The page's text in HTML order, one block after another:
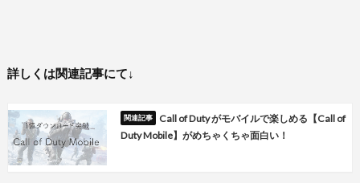
詳しくは関連記事にて↓
Call of Duty がモバイルで楽しめる【Call of
Duty Mobile】がめちゃくちゃ面白い！